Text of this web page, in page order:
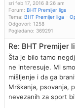
sri feb 17, 2016 8:26 am
Forum: BHT Premijer liga
Tema: BHT Premijer liga -
Odgovori: 1258
Pogledano: 369291
Re: BHT Premijer
Šta je bilo tamo
ne interesuje. Mi
mišljenje i da ga
Mrškanja, psovanja,
nevezanih za sport